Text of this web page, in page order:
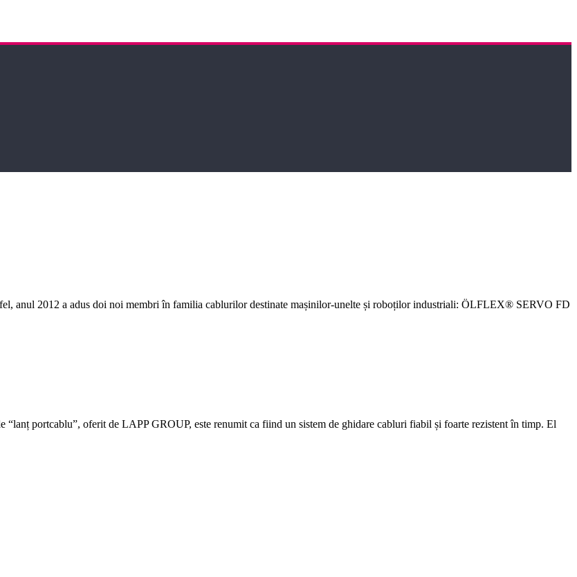
anul 2012 a adus doi noi membri în familia cablurilor destinate mașinilor-unelte și roboților industriali: ÖLFLEX® SERVO FD
portcablu”, oferit de LAPP GROUP, este renumit ca fiind un sistem de ghidare cabluri fiabil și foarte rezistent în timp. El